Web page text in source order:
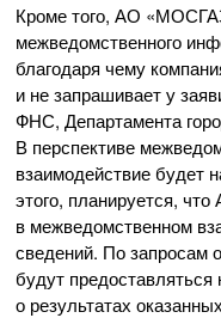
Кроме того, АО
межведомственного
благодаря чему
и не запрашивает у
ФНС, Департамента
В перспективе
взаимодействие будет
этого, планируется, что
в межведомственном
сведений. По запросам
будут
о результатах оказанных